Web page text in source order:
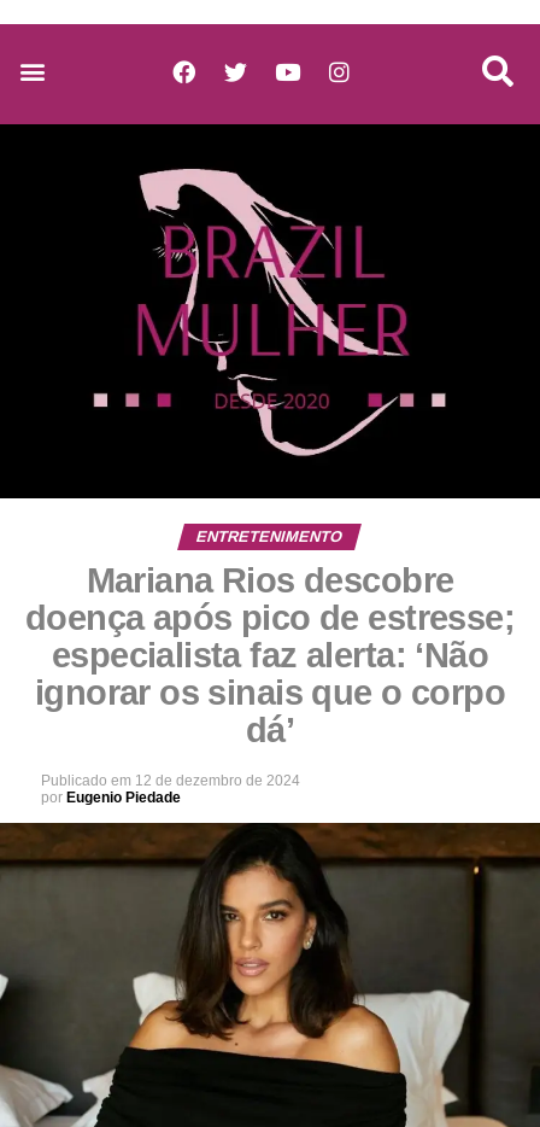
ENTRETENIMENTO
Mariana Rios descobre
doença após pico de estresse;
especialista faz alerta: ‘Não
ignorar os sinais que o corpo
dá’
Publicado em 12 de dezembro de 2024
por Eugenio Piedade